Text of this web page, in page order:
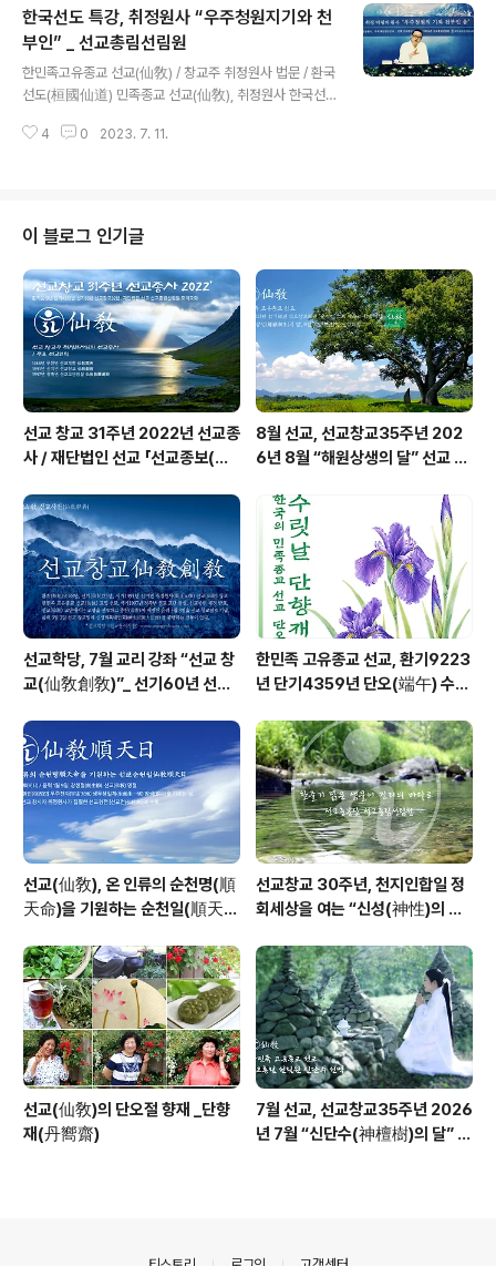
族本源思想) · 한알사상 · 선(仙)사상의 근간을 이룹니다.
“천지인합일 사상(天地人合一思想)”은 취정원사께서
선기22년 1988년(환기9185년 단기4321년 무진년 귀
원일체환시시)에 하느님 환인(桓因)으로부터 개천입교(開
天立敎)의 천명과 천부인(天符印)을 교유받아 종지수행
(宗旨修行)의 길에 들어 우주천지만물의 율려조화(律麗
한국선도 특강, 취정원사 “우주청원지기와 천
부인” _ 선교총림선림원
한민족고유종교 선교(仙敎) / 창교주 취정원사 법문 / 환국
선도(桓國仙道) 민족종교 선교(仙敎), 취정원사 한국선
符印唵)” 화랑세기 하종 조에 “선도본출 우주청원지기
(光明開天) 율려조화(律呂造化)하시니, 한알이신 하느
님 환인께서 내리신 한얼을 일심(一心)이라하며, 신성(神
性)이라 한다. 하느님 환인의 광명 · 우주 최초의 빛 · 하늘
의 광명이 환(桓)으로 임하시고, 신성광명(神性光明)이
세상에 내려 땅의 광명 단(檀)으로 임하시며, 비로소 우주
청원(宇宙淸元)의 기(氣) 선기(仙氣)가 내려 사..
4 0 2023. 7. 11.
이 블로그 인기글
선교 창교 31주년 2022년 선교종
사 / 재단법인 선교 「선교종보(仙
8월 선교, 선교창교35주년 202
6년 8월 “해원상생의 달” 선교 법
선교학당, 7월 교리 강좌 “선교 창
교(仙敎創敎)”_ 선기60년 선교
한민족 고유종교 선교, 환기9223
년 단기4359년 단오(端午) 수릿
사님 신성교화법문
선교(仙敎), 온 인류의 순천명(順
天命)을 기원하는 순천일(順天
정반포
선교창교 30주년, 천지인합일 정
회세상을 여는 “신성(神性)의 물
“신성회복과 청정수행” 교유를 생
각하며
선교(仙敎)의 단오절 향재 _단향
재(丹嚮齋)
7월 선교, 선교창교35주년 2026
년 7월 “신단수(神檀樹)의 달” 선